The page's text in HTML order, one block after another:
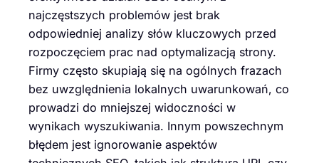
najczęstszych problemów jest brak
odpowiedniej analizy słów kluczowych przed
rozpoczęciem prac nad optymalizacją strony.
Firmy często skupiają się na ogólnych frazach
bez uwzględnienia lokalnych uwarunkowań, co
prowadzi do mniejszej widoczności w
wynikach wyszukiwania. Innym powszechnym
błędem jest ignorowanie aspektów